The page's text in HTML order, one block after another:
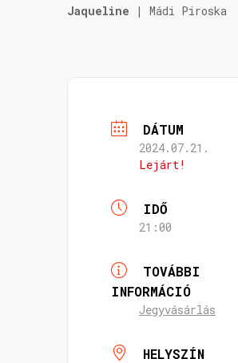
Jaqueline | Mádi Piroska
DÁTUM
2024.07.21.
Lejárt!
IDŐ
21:00
TOVÁBBI
INFORMÁCIÓ
Jegyvásárlás
HELYSZÍN